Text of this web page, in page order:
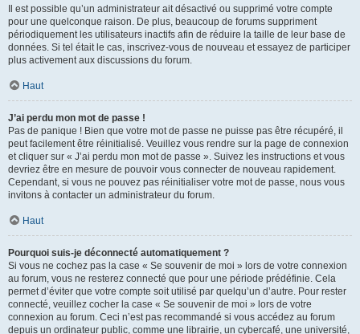
Il est possible qu’un administrateur ait désactivé ou supprimé votre compte
pour une quelconque raison. De plus, beaucoup de forums suppriment
périodiquement les utilisateurs inactifs afin de réduire la taille de leur base de
données. Si tel était le cas, inscrivez-vous de nouveau et essayez de participer
plus activement aux discussions du forum.
Haut
J’ai perdu mon mot de passe !
Pas de panique ! Bien que votre mot de passe ne puisse pas être récupéré, il
peut facilement être réinitialisé. Veuillez vous rendre sur la page de connexion
et cliquer sur « J’ai perdu mon mot de passe ». Suivez les instructions et vous
devriez être en mesure de pouvoir vous connecter de nouveau rapidement.
Cependant, si vous ne pouvez pas réinitialiser votre mot de passe, nous vous
invitons à contacter un administrateur du forum.
Haut
Pourquoi suis-je déconnecté automatiquement ?
Si vous ne cochez pas la case « Se souvenir de moi » lors de votre connexion
au forum, vous ne resterez connecté que pour une période prédéfinie. Cela
permet d’éviter que votre compte soit utilisé par quelqu’un d’autre. Pour rester
connecté, veuillez cocher la case « Se souvenir de moi » lors de votre
connexion au forum. Ceci n’est pas recommandé si vous accédez au forum
depuis un ordinateur public, comme une librairie, un cybercafé, une université,